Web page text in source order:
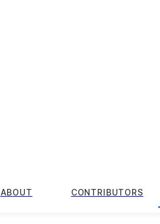
ABOUT CONTRIBUTORS